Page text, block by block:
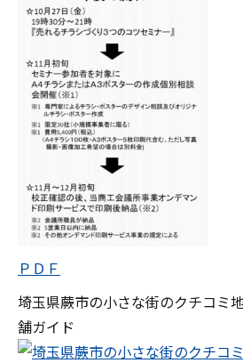
ＰＤＦ
埼玉県蕨市の小さな街のクチコミ
舗ガイド